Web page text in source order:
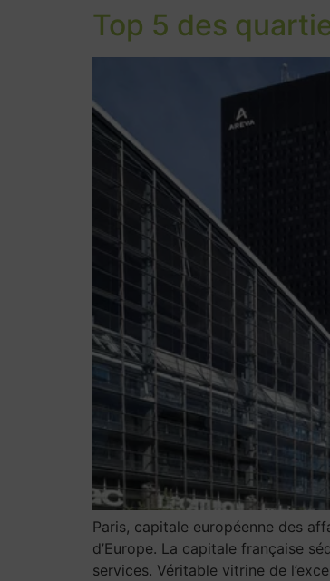
Top 5 des
Paris, capitale européenne des
d’Europe. La capitale française
services. Véritable vitrine de